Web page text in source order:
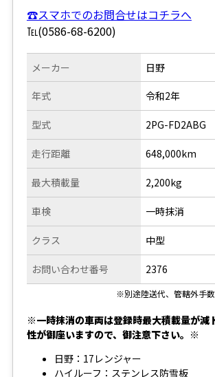
☎スマホでのお問合せはコチラへ
℡(0586-68-6200)
メーカー
年式
型式
走行距離
日野
令和2年
2PG-FD2ABG
648,000km
最大積載量
車検
クラス
お問い合わせ番号
2,200kg
一時抹消
中型
2376
※別途陸送代、管轄外手
※一時抹消の車両は登録時最大積載量が減
性が御座いますので、御注意下さい。※
日野：17レンジャー
ハイルーフ：ステンレス防雪板